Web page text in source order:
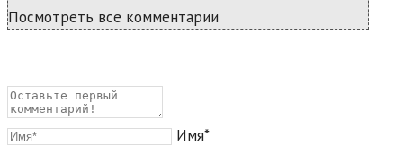
Посмотреть все комментарии
Имя*